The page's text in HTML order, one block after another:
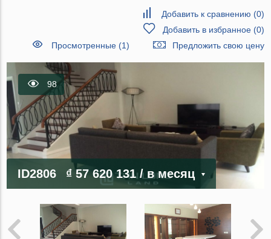
Добавить к сравнению (0)
Добавить в избранное(0)
Просмотренные (1)
Предложить свою цену
98
ID2806 ₫ 57 620 131/ в месяц